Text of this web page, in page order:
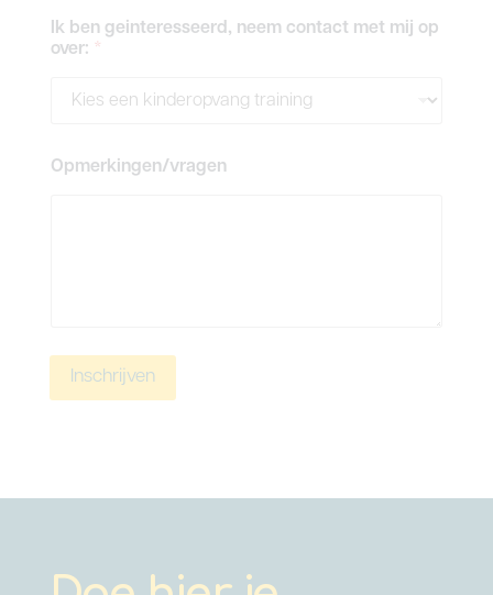
Ik ben geinteresseerd, neem contact met mij op
over: *
Opmerkingen/vragen
Inschrijven